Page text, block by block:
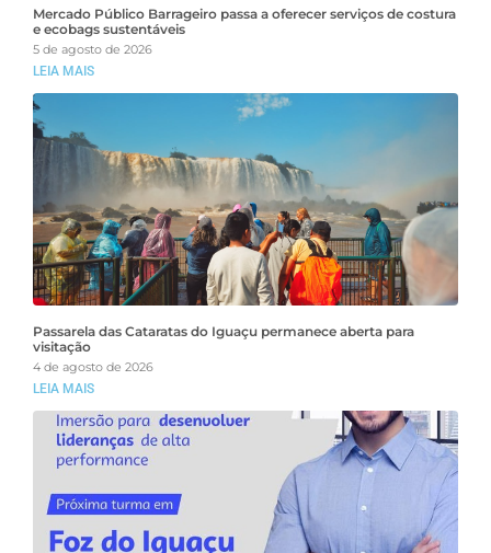
Mercado Público Barrageiro passa a oferecer serviços de costura
e ecobags sustentáveis
5 de agosto de 2026
LEIA MAIS
Passarela das Cataratas do Iguaçu permanece aberta para
visitação
4 de agosto de 2026
LEIA MAIS